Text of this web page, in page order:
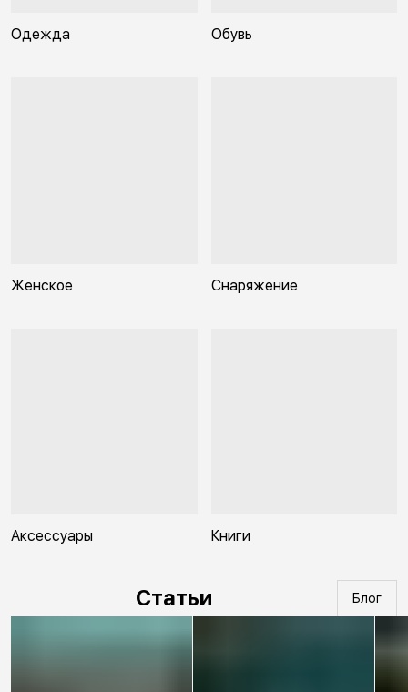
Одежда Обувь
Женское Снаряжение
Аксессуары Книги
Статьи Блог